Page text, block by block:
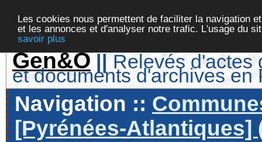
Les cookies nous permettent de faciliter la navigation
et les annonces et d'analyser notre trafic. L'usage du
savoir plus
Gen&O || Relevés d'actes
et documents d'archives en
Navigation ::
[Pyrénées-Atlantiques]